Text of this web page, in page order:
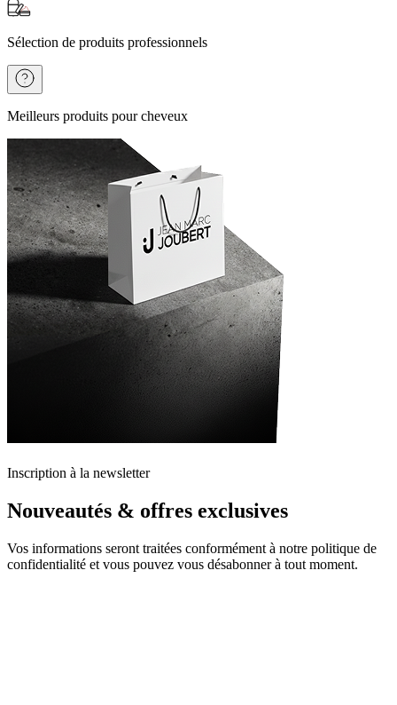
Sélection de produits professionnels
Meilleurs produits pour cheveux
Inscription à la newsletter
Nouveautés & offres exclusives
Vos informations seront traitées conformément à notre politique de
confidentialité et vous pouvez vous désabonner à tout moment.